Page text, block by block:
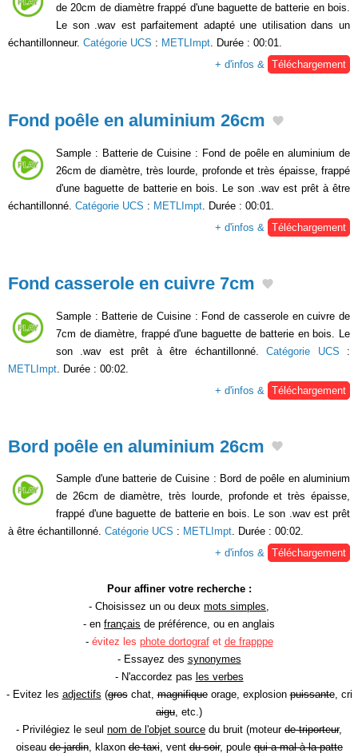
de 20cm de diamètre frappé d'une baguette de batterie en bois.
Le son .wav est parfaitement adapté une utilisation dans un
échantillonneur. Catégorie UCS : METLImpt. Durée : 00:01.
+ d'infos & Téléchargement
Fond poêle en aluminium 26cm
Sample : Batterie de Cuisine : Fond de poêle en aluminium de
26cm de diamètre, très lourde, profonde et très épaisse, frappé
d'une baguette de batterie en bois. Le son .wav est prêt à être
échantillonné. Catégorie UCS : METLImpt . Durée : 00:01.
+ d'infos &
Téléchargement
Fond casserole en cuivre 7cm
Sample : Batterie de Cuisine : Fond de casserole en cuivre de
7cm de diamètre, frappé d'une baguette de batterie en bois. Le
son .wav est prêt à être échantillonné.Catégorie UCS :
METLImpt . Durée : 00:02.
+ d'infos &
Téléchargement
Bord poêle en aluminium 26cm
Sample d'une batterie de Cuisine : Bord de poêle en aluminium
de 26cm de diamètre, très lourde, profonde et très épaisse,
frappé d'une baguette de batterie en bois. Le son .wav est prêt
à être échantillonné. Catégorie UCS : METLImpt. Durée : 00:02.
+ d'infos & Téléchargement
Pour affiner votre recherche :
- Choisissez un ou deux mots simples,
- en français de préférence, ou en anglais
- évitez les phote dortografet de frapppe
- Essayez des synonymes
- N'accordez pas les verbes
- Evitez les adjectifs (groschat,magnifiqueorage, explosionpuissante, cri
aigu, etc.)
- Privilégiez le seul nom de l'objet source du bruit (moteur de triporteur,
oiseaude jardin, klaxonde taxi, ventdu soir, poulequi a mal à la patte